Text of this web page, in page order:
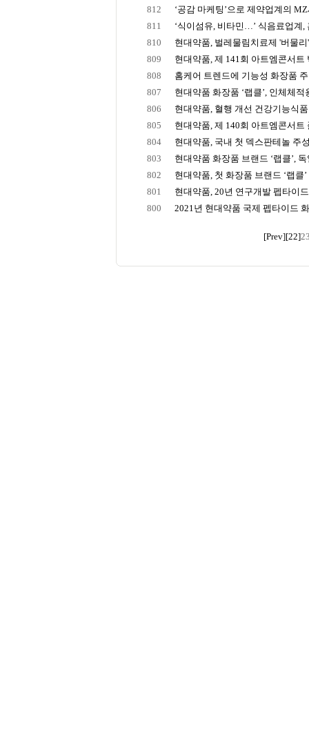
812
‘공감 마케팅’으로 제약업계의
811
‘식이섬유, 비타민…’ 식음료업계,
810
현대약품, 벌레물림치료제 '버물
809
현대약품, 제 141회 아트엠콘서트
808
홈케어 트렌드에 기능성 화장품 주
807
현대약품 화장품 ‘랩클’, 인체체적
806
현대약품, 혈행 개선 건강기능식
805
현대약품, 제 140회 아트엠콘서트
804
현대약품, 국내 첫 덱스판테놀 주
803
현대약품 화장품 브랜드 ‘랩클’,
802
현대약품, 첫 화장품 브랜드 ‘랩클
801
현대약품, 20년 연구개발 펩타이
800
2021년 현대약품 국제 펩타이드
[Prev][22]